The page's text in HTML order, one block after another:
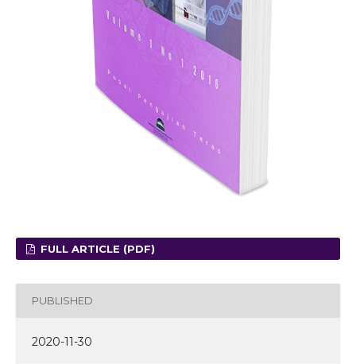
FULL ARTICLE (PDF)
PUBLISHED
2020-11-30